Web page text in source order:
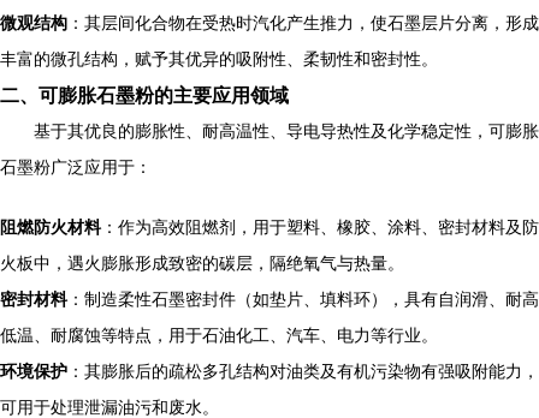
微观结构 ：其层间化合物在受热时汽化产生推力，使石墨层片分离，形成
丰富的微孔结构，赋予其优异的吸附性、柔韧性和密封性。
二、可膨胀石墨粉的主要应用领域
基于其优良的膨胀性、耐高温性、导电导热性及化学稳定性，可膨胀
石墨粉广泛应用于：
阻燃防火材料：作为高效阻燃剂，用于塑料、橡胶、涂料、密封材料及防
火板中，遇火膨胀形成致密的碳层，隔绝氧气与热量。
密封材料：制造柔性石墨密封件（如垫片、填料环），具有自润滑、耐高
低温、耐腐蚀等特点，用于石油化工、汽车、电力等行业。
环境保护 ：其膨胀后的疏松多孔结构对油类及有机污染物有强吸附能力，
可用于处理泄漏油污和废水。